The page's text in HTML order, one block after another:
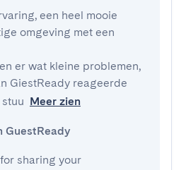
een heel mooie
omgeving met een
er wat kleine problemen,
GiestReady reageerde
Meer zien
GuestReady
sharing your